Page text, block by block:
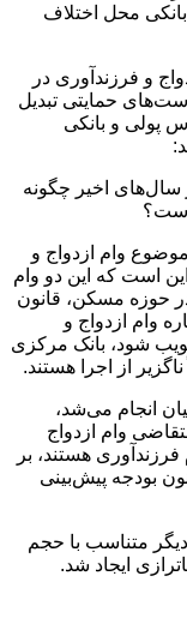
محل اختلاف
و فرزندآوری در
حمایتی تبدیل
پولی و بانکی
سال‌های اخیر چگونه
است؟
وام ازدواج و
است که این دو وام
در حوزه مسکن، قانون
وام ازدواج و
شود، بانک مرکزی
از اجرا هستند.
انجام می‌شد،
وام ازدواج
هستند، بر
بودجه پیش‌بینی
دیگر متناسب با حجم
ایجاد شد.